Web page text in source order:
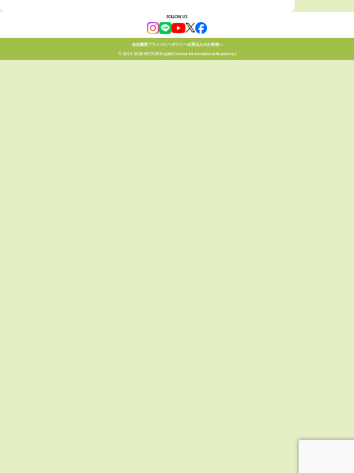
FOLLOW US
会社概要プライバシーポリシー企業法人のお客様へ
© 2015-2026 VECTOR English (Vector International Academy)